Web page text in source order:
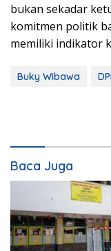
bukan sekadar
komitmen politik
memiliki indikator
Buky Wibawa
Baca Juga